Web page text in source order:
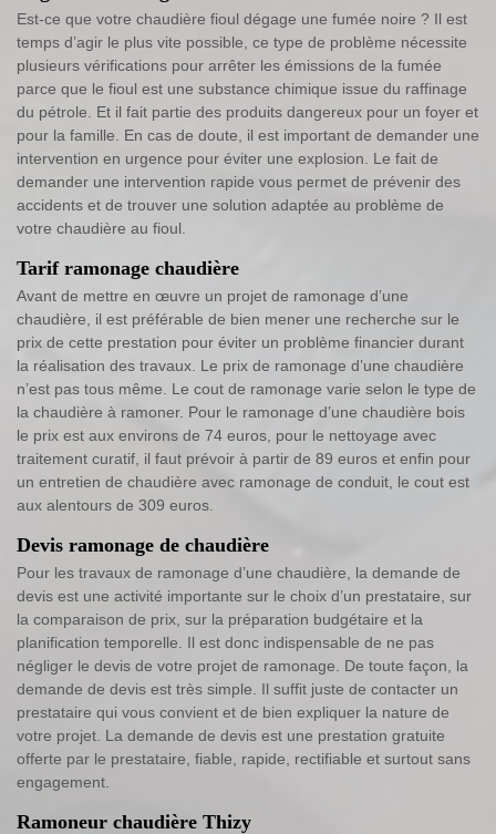
Est-ce que votre chaudière fioul dégage une fumée noire ? Il est
temps d’agir le plus vite possible, ce type de problème nécessite
plusieurs vérifications pour arrêter les émissions de la fumée
parce que le fioul est une substance chimique issue du raffinage
du pétrole. Et il fait partie des produits dangereux pour un foyer et
pour la famille. En cas de doute, il est important de demander une
intervention en urgence pour éviter une explosion. Le fait de
demander une intervention rapide vous permet de prévenir des
accidents et de trouver une solution adaptée au problème de
votre chaudière au fioul.
Tarif ramonage chaudière
Avant de mettre en œuvre un projet de ramonage d’une
chaudière, il est préférable de bien mener une recherche sur le
prix de cette prestation pour éviter un problème financier durant
la réalisation des travaux. Le prix de ramonage d’une chaudière
n’est pas tous même. Le cout de ramonage varie selon le type de
la chaudière à ramoner. Pour le ramonage d’une chaudière bois
le prix est aux environs de 74 euros, pour le nettoyage avec
traitement curatif, il faut prévoir à partir de 89 euros et enfin pour
un entretien de chaudière avec ramonage de conduit, le cout est
aux alentours de 309 euros.
Devis ramonage de chaudière
Pour les travaux de ramonage d’une chaudière, la demande de
devis est une activité importante sur le choix d’un prestataire, sur
la comparaison de prix, sur la préparation budgétaire et la
planification temporelle. Il est donc indispensable de ne pas
négliger le devis de votre projet de ramonage. De toute façon, la
demande de devis est très simple. Il suffit juste de contacter un
prestataire qui vous convient et de bien expliquer la nature de
votre projet. La demande de devis est une prestation gratuite
offerte par le prestataire, fiable, rapide, rectifiable et surtout sans
engagement.
Ramoneur chaudière Thizy